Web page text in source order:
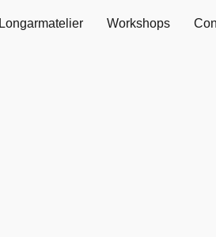
Longarmatelier Workshops